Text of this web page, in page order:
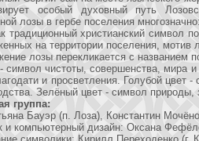
особый духовный путь
лозы в гербе поселения многозначно:
традиционный христианский символ
на территории поселения, мотив
лозы перекликается с названием
символ чистоты, совершенства, мира
и просветления. Голубой цвет
Зелёный цвет - символ природы,
группа:
Бауэр (п. Лоза), Константин
и компьютерный дизайн: Оксана